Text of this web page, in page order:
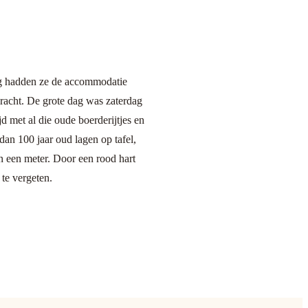
ze de accommodatie
De grote dag was zaterdag
met al die oude boerderijtjes en
100 jaar oud lagen op tafel,
een meter. Door een rood hart
vergeten.